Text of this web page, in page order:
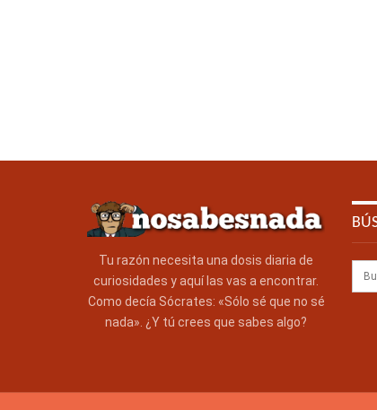
Tu razón necesita una dosis diaria de
curiosidades y aquí las vas a encontrar.
Como decía Sócrates: «Sólo sé que no sé
nada». ¿Y tú crees que sabes algo?